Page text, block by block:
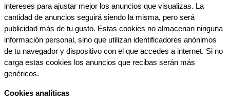
intereses para ajustar mejor los anuncios que visualizas. La
cantidad de anuncios seguirá siendo la misma, pero será
publicidad más de tu gusto. Estas cookies no almacenan ninguna
información personal, sino que utilizan identificadores anónimos
de tu navegador y dispositivo con el que accedes a internet. Si no
carga estas cookies los anuncios que recibas serán más
genéricos.
Cookies analíticas